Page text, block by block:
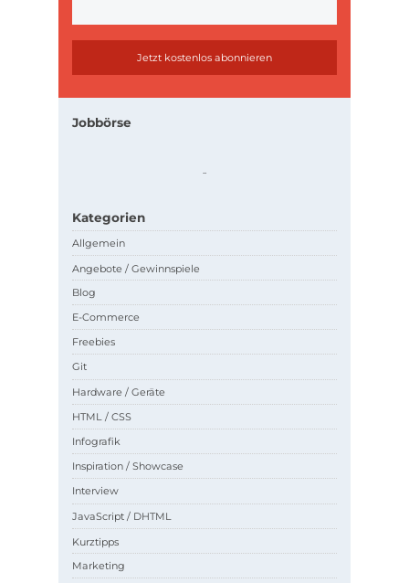
Jobbörse
..
Kategorien
Allgemein
Angebote / Gewinnspiele
Blog
E-Commerce
Freebies
Git
Hardware / Geräte
HTML / CSS
Infografik
Inspiration / Showcase
Interview
JavaScript / DHTML
Kurztipps
Marketing